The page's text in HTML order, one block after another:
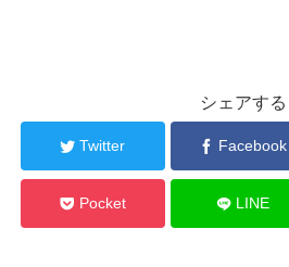
シェアする
Twitter Facebook
Pocket LINE